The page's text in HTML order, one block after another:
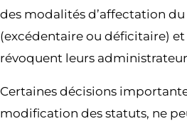
des modalités d’affectation
(excédentaire ou déficitaire)
révoquent leurs
Certaines décisions
modification des statuts, ne